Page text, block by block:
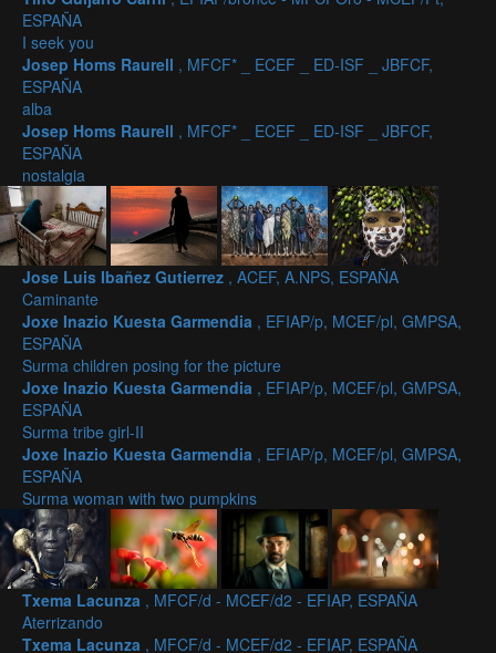
ESPAÑA
I seek you
Josep Homs Raurell , MFCF* _ ECEF _ ED-ISF _ JBFCF,
ESPAÑA
alba
Josep Homs Raurell , MFCF* _ ECEF _ ED-ISF _ JBFCF,
ESPAÑA
nostalgia
Jose Luis Ibañez Gutierrez , ACEF, A.NPS, ESPAÑA
Caminante
Joxe Inazio Kuesta Garmendia , EFIAP/p, MCEF/pl, GMPSA,
ESPAÑA
Surma children posing for the picture
Joxe Inazio Kuesta Garmendia , EFIAP/p, MCEF/pl, GMPSA,
ESPAÑA
Surma tribe girl-II
Joxe Inazio Kuesta Garmendia , EFIAP/p, MCEF/pl, GMPSA,
ESPAÑA
Surma woman with two pumpkins
Txema Lacunza , MFCF/d - MCEF/d2 - EFIAP, ESPAÑA
Aterrizando
Txema Lacunza , MFCF/d - MCEF/d2 - EFIAP, ESPAÑA